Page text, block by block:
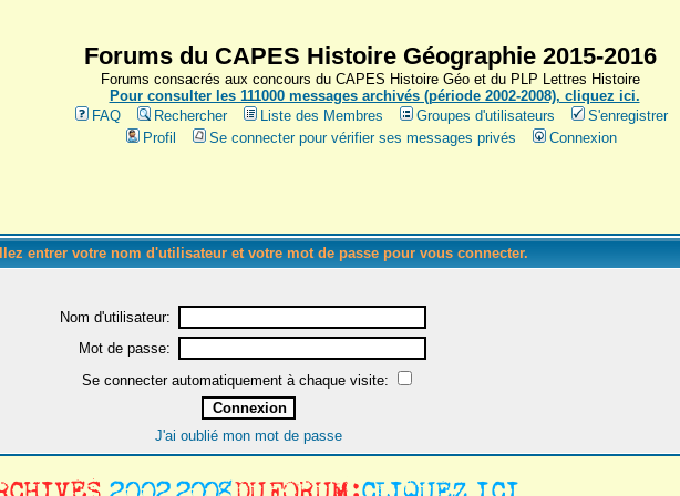
Forums du CAPES Histoire Géographie 2015-2016
Forums consacrés aux concours du CAPES Histoire Géo et du PLP Lettres Histoire
Pour consulter les 111000 messages archivés (période 2002-2008), cliquez ici.
FAQ
Rechercher Liste des Membres Groupes d'utilisateurs
S'enregistrer
Profil
Se connecter pour vérifier ses messages privés Connexion
entrer votre nom d'utilisateur et votre mot de passe pour vous connecter.
Nom d'utilisateur:
Mot de passe:
Se connecter automatiquement à chaque visite:
J'ai oublié mon mot de passe